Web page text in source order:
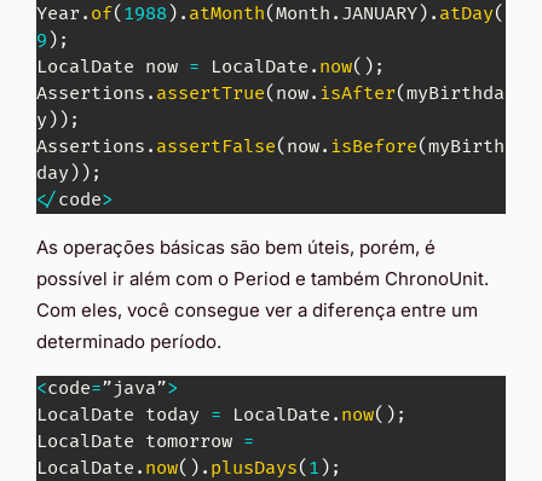
Year. of( 1988) . atMonth(Month . JANUARY) . atDay(
9 ) ;
LocalDate now = LocalDate . now( ) ;
Assertions . assertTrue( now. isAfter(myBirthda
y ) ) ;
Assertions . assertFalse( now. isBefore(myBirth
day ) ) ;
</code>
As operações básicas são bem úteis, porém, é
possível ir além com o Period e também ChronoUnit.
Com eles, você consegue ver a diferença entre um
determinado período.
<code=”java”>
LocalDate today = LocalDate . now( ) ;
LocalDate tomorrow =
LocalDate . now( ) . plusDays( 1 ) ;